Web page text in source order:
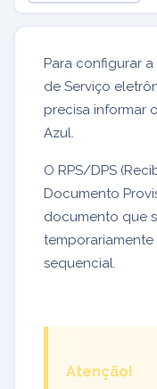
Para configurar a
de Serviço
precisa informar
Azul.
O RPS/DPS
Documento
documento que
temporariamente
sequencial.
Atenção!